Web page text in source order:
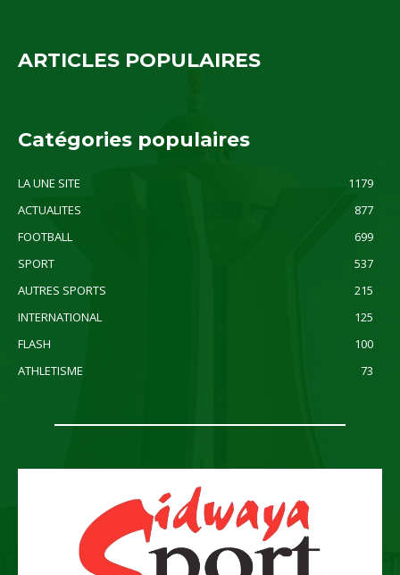
ARTICLES POPULAIRES
Catégories populaires
LA UNE SITE
1179
ACTUALITES
877
FOOTBALL
699
SPORT
537
AUTRES SPORTS
215
INTERNATIONAL
125
FLASH
100
ATHLETISME
73